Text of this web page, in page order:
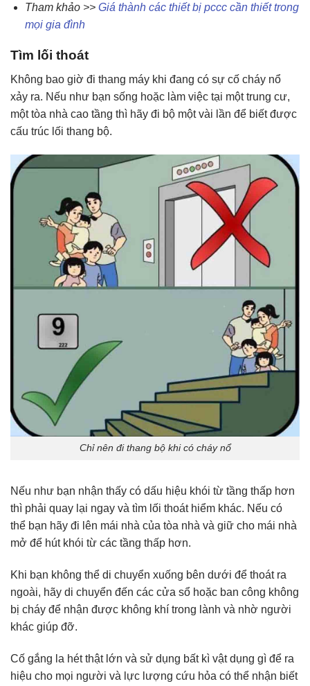
Tham khảo >> Giá thành các thiết bị pccc cần thiết trong
mọi gia đình
Tìm lối thoát
Không bao giờ đi thang máy khi đang có sự cố cháy nổ
xảy ra. Nếu như bạn sống hoặc làm việc tại một trung cư,
một tòa nhà cao tầng thì hãy đi bộ một vài lần để biết được
cấu trúc lối thang bộ.
Chỉ nên đi thang bộ khi có cháy nổ
Nếu như bạn nhận thấy có dấu hiệu khói từ tầng thấp hơn
thì phải quay lại ngay và tìm lối thoát hiểm khác. Nếu có
thể bạn hãy đi lên mái nhà của tòa nhà và giữ cho mái nhà
mở để hút khói từ các tầng thấp hơn.
Khi bạn không thể di chuyển xuống bên dưới để thoát ra
ngoài, hãy di chuyển đến các cửa sổ hoặc ban công không
bị cháy để nhận được không khí trong lành và nhờ người
khác giúp đỡ.
Cố gắng la hét thật lớn và sử dụng bất kì vật dụng gì để ra
hiệu cho mọi người và lực lượng cứu hỏa có thể nhận biết